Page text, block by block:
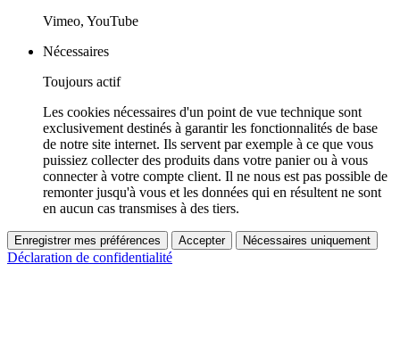
Vimeo, YouTube
Nécessaires
Toujours actif
Les cookies nécessaires d'un point de vue technique sont
exclusivement destinés à garantir les fonctionnalités de base
de notre site internet. Ils servent par exemple à ce que vous
puissiez collecter des produits dans votre panier ou à vous
connecter à votre compte client. Il ne nous est pas possible de
remonter jusqu'à vous et les données qui en résultent ne sont
en aucun cas transmises à des tiers.
Enregistrer mes préférences Accepter Nécessaires uniquement
Déclaration de confidentialité